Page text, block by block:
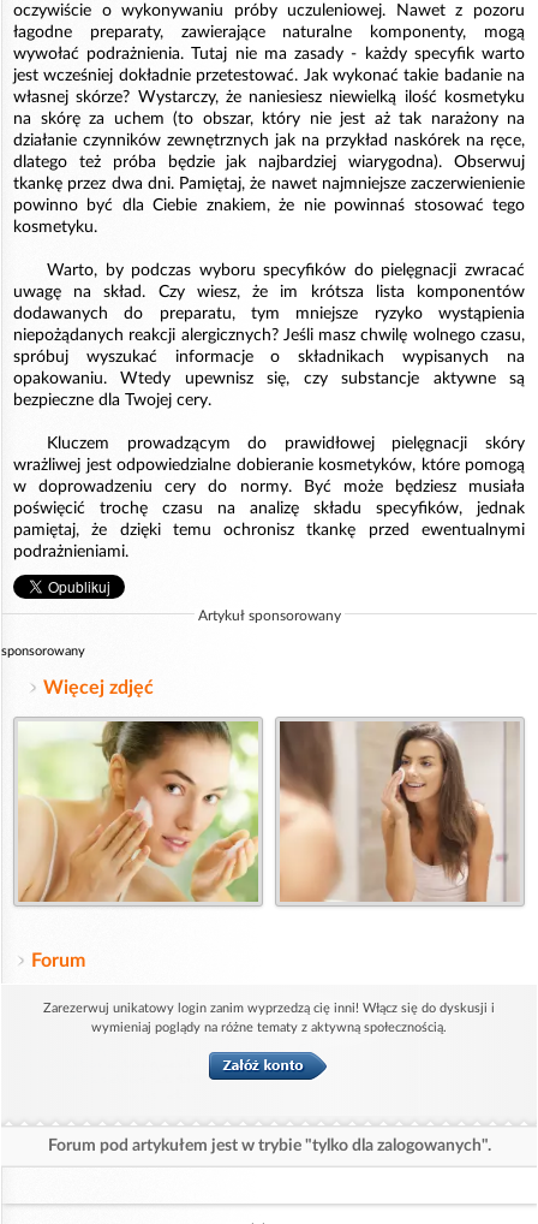
oczywiście o wykonywaniu próby uczuleniowej. Nawet z pozoru
łagodne preparaty, zawierające naturalne komponenty, mogą
wywołać podrażnienia. Tutaj nie ma zasady - każdy specyfik warto
jest wcześniej dokładnie przetestować. Jak wykonać takie badanie na
własnej skórze? Wystarczy, że naniesiesz niewielką ilość kosmetyku
na skórę za uchem (to obszar, który nie jest aż tak narażony na
działanie czynników zewnętrznych jak na przykład naskórek na ręce,
dlatego też próba będzie jak najbardziej wiarygodna). Obserwuj
tkankę przez dwa dni. Pamiętaj, że nawet najmniejsze zaczerwienienie
powinno być dla Ciebie znakiem, że nie powinnaś stosować tego
kosmetyku.
Warto, by podczas wyboru specyfików do pielęgnacji zwracać
uwagę na skład. Czy wiesz, że im krótsza lista komponentów
dodawanych do preparatu, tym mniejsze ryzyko wystąpienia
niepożądanych reakcji alergicznych? Jeśli masz chwilę wolnego czasu,
spróbuj wyszukać informacje o składnikach wypisanych na
opakowaniu. Wtedy upewnisz się, czy substancje aktywne są
bezpieczne dla Twojej cery.
Kluczem prowadzącym do prawidłowej pielęgnacji skóry
wrażliwej jest odpowiedzialne dobieranie kosmetyków, które pomogą
w doprowadzeniu cery do normy. Być może będziesz musiała
poświęcić trochę czasu na analizę składu specyfików, jednak
pamiętaj, że dzięki temu ochronisz tkankę przed ewentualnymi
podrażnieniami.
Artykuł sponsorowany
sponsorowany
Więcej zdjęć
Forum
Zarezerwuj unikatowy login zanim wyprzedzą cię inni! Włącz się do dyskusji i
wymieniaj poglądy na różne tematy z aktywną społecznością.
Forum pod artykułem jest w trybie "tylko dla zalogowanych".